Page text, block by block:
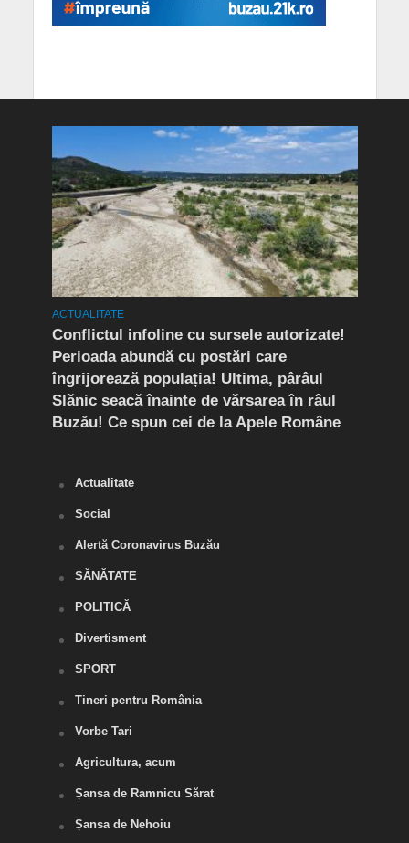
ACTUALITATE
Conflictul infoline cu sursele autorizate!
Perioada abundă cu postări care
îngrijorează populația! Ultima, pârâul
Slănic seacă înainte de vărsarea în râul
Buzău! Ce spun cei de la Apele Române
Actualitate
Social
Alertă Coronavirus Buzău
SĂNĂTATE
POLITICĂ
Divertisment
SPORT
Tineri pentru România
Vorbe Tari
Agricultura, acum
Șansa de Ramnicu Sărat
Șansa de Nehoiu